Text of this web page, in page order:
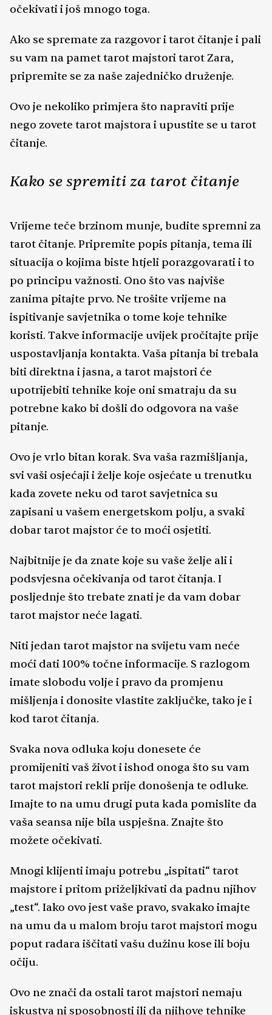
očekivati i još mnogo toga.
Ako se spremate za razgovor i tarot čitanje i pali
su vam na pamet tarot majstori tarot Zara,
pripremite se za naše zajedničko druženje.
Ovo je nekoliko primjera što napraviti prije
nego zovete tarot majstora i upustite se u tarot
čitanje.
Kako se spremiti za tarot čitanje
Vrijeme teče brzinom munje, budite spremni za
tarot čitanje. Pripremite popis pitanja, tema ili
situacija o kojima biste htjeli porazgovarati i to
po principu važnosti. Ono što vas najviše
zanima pitajte prvo. Ne trošite vrijeme na
ispitivanje savjetnika o tome koje tehnike
koristi. Takve informacije uvijek pročitajte prije
uspostavljanja kontakta. Vaša pitanja bi trebala
biti direktna i jasna, a tarot majstori će
upotrijebiti tehnike koje oni smatraju da su
potrebne kako bi došli do odgovora na vaše
pitanje.
Ovo je vrlo bitan korak. Sva vaša razmišljanja,
svi vaši osjećaji i želje koje osjećate u trenutku
kada zovete neku od tarot savjetnica su
zapisani u vašem energetskom polju, a svaki
dobar tarot majstor će to moći osjetiti.
Najbitnije je da znate koje su vaše želje ali i
podsvjesna očekivanja od tarot čitanja. I
posljednje što trebate znati je da vam dobar
tarot majstor neće lagati.
Niti jedan tarot majstor na svijetu vam neće
moći dati 100% točne informacije. S razlogom
imate slobodu volje i pravo da promjenu
mišljenja i donosite vlastite zaključke, tako je i
kod tarot čitanja.
Svaka nova odluka koju donesete će
promijeniti vaš život i ishod onoga što su vam
tarot majstori rekli prije donošenja te odluke.
Imajte to na umu drugi puta kada pomislite da
vaša seansa nije bila uspješna. Znajte što
možete očekivati.
Mnogi klijenti imaju potrebu „ispitati“ tarot
majstore i pritom priželjkivati da padnu njihov
„test“. Iako ovo jest vaše pravo, svakako imajte
na umu da u malom broju tarot majstori mogu
poput radara iščitati vašu dužinu kose ili boju
očiju.
Ovo ne znači da ostali tarot majstori nemaju
iskustva ni sposobnosti ili da njihove tehnike